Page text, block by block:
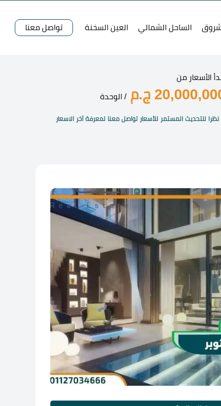
الساحل الشمالي العين السخنة تواصل معنا
الأسعار من
ج.م / الوحدة
نظرا للتحديث المستمر للأسعار تواصل معنا لمعرفة آخر الاسعار